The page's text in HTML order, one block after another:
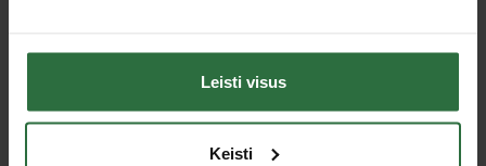
Leisti visus
Keisti
Nepavyko užkrauti prekių sąrašo.
Peržiūrėtos prekės